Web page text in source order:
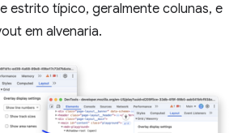
estrito típico, geralmente colunas, e
em alvenaria.